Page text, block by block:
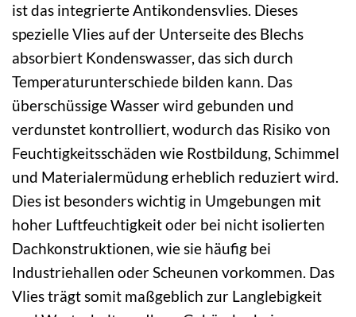
ist das integrierte Antikondensvlies. Dieses
spezielle Vlies auf der Unterseite des Blechs
absorbiert Kondenswasser, das sich durch
Temperaturunterschiede bilden kann. Das
überschüssige Wasser wird gebunden und
verdunstet kontrolliert, wodurch das Risiko von
Feuchtigkeitsschäden wie Rostbildung, Schimmel
und Materialermüdung erheblich reduziert wird.
Dies ist besonders wichtig in Umgebungen mit
hoher Luftfeuchtigkeit oder bei nicht isolierten
Dachkonstruktionen, wie sie häufig bei
Industriehallen oder Scheunen vorkommen. Das
Vlies trägt somit maßgeblich zur Langlebigkeit